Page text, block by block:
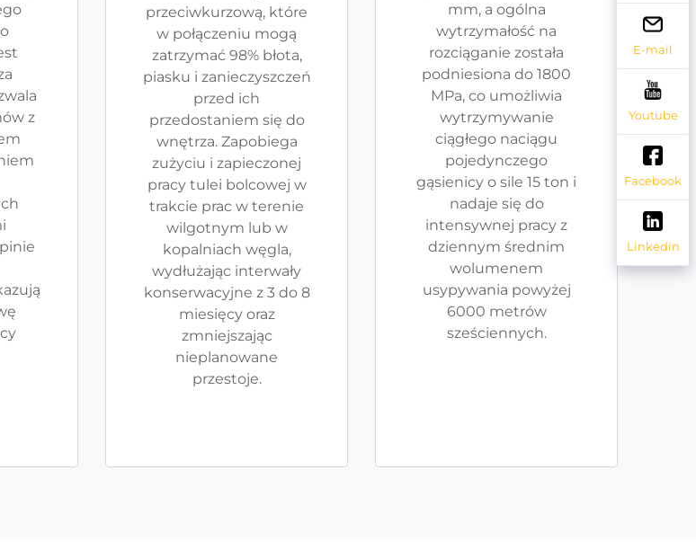
z
przeciwkurzową, które
w połączeniu mogą
zatrzymać 98% błota,
piasku i zanieczyszczeń
przed ich
przedostaniem się do
wnętrza. Zapobiega
zużyciu i zapieczonej
pracy tulei bolcowej w
trakcie prac w terenie
wilgotnym lub w
kopalniach węgla,
wydłużając interwały
konserwacyjne z 3 do 8
miesięcy oraz
zmniejszając
nieplanowane
przestoje.
mm, a ogólna
wytrzymałość na
rozciąganie została
podniesiona do 1800
MPa, co umożliwia
wytrzymywanie
ciągłego naciągu
pojedynczego
gąsienicy o sile 15 ton i
nadaje się do
intensywnej pracy z
dziennym średnim
wolumenem
usypywania powyżej
6000 metrów
sześciennych.
E-mail
Youtube
Facebook
Linkedin